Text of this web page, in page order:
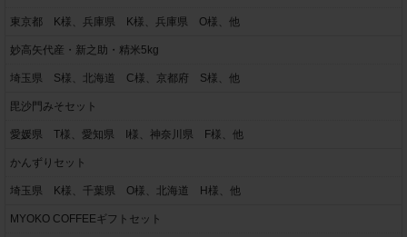
東京都 K様、兵庫県 K様、兵庫県 O様、他
妙高矢代産・新之助・精米5kg
埼玉県 S様、北海道 C様、京都府 S様、他
毘沙門みそセット
愛媛県 T様、愛知県 I様、神奈川県 F様、他
かんずりセット
埼玉県 K様、千葉県 O様、北海道 H様、他
MYOKO COFFEEギフトセット